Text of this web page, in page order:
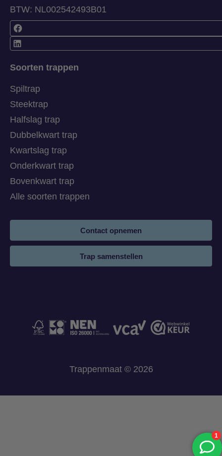
Soorten trappen
Spiltrap
Steektrap
Halfslag trap
Dubbelkwart trap
Kwartslag trap
Onderkwart trap
Bovenkwart trap
Alle soorten trappen
BTW: NL002542493B01
Contact opnemen
Trap samenstellen
Trappenmaat © 2026